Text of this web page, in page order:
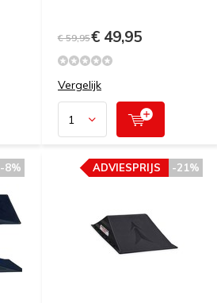
€ 59,95€ 49,95
Vergelijk
-8% -21%
ADVIESPRIJS